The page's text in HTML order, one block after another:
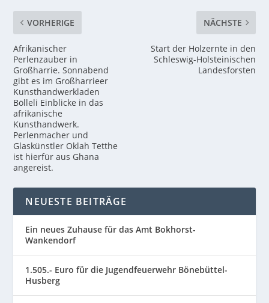
VORHERIGE
Afrikanischer
Perlenzauber in
Großharrie. Sonnabend
gibt es im Großharrieer
Kunsthandwerkladen
Bölleli Einblicke in das
afrikanische
Kunsthandwerk.
Perlenmacher und
Glaskünstler Oklah Tetthe
ist hierfür aus Ghana
angereist.
NÄCHSTE
Start der Holzernte in den
Schleswig-Holsteinischen
Landesforsten
NEUESTE BEITRÄGE
Ein neues Zuhause für das Amt Bokhorst-
Wankendorf
1.505.- Euro für die Jugendfeuerwehr Bönebüttel-
Husberg